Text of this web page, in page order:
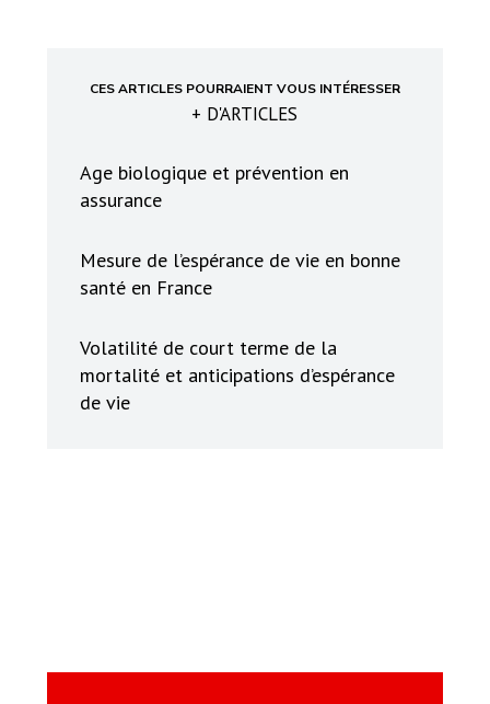
CES ARTICLES POURRAIENT VOUS INTÉRESSER
+ D'ARTICLES
Age biologique et prévention en
assurance
Mesure de l’espérance de vie en bonne
santé en France
Volatilité de court terme de la
mortalité et anticipations d’espérance
de vie